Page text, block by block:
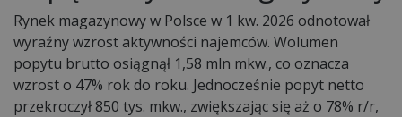
Rynek magazynowy w Polsce w 1 kw. 2026 odnotował
wyraźny wzrost aktywności najemców. Wolumen
popytu brutto osiągnął 1,58 mln mkw., co oznacza
wzrost o 47% rok do roku. Jednocześnie popyt netto
przekroczył 850 tys. mkw., zwiększając się aż o 78% r/r,